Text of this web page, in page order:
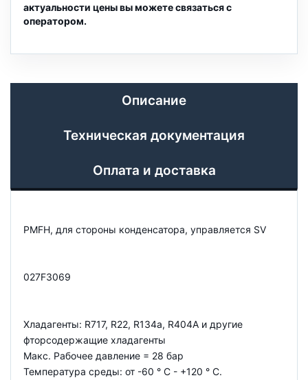
актуальности цены вы можете связаться с
оператором.
Описание
Техническая документация
Оплата и доставка
PMFH, для стороны конденсатора, управляется SV
027F3069
Хладагенты: R717, R22, R134a, R404A и другие
фторсодержащие хладагенты
Макс. Рабочее давление = 28 бар
Температура среды: от -60 ° C - +120 ° C.